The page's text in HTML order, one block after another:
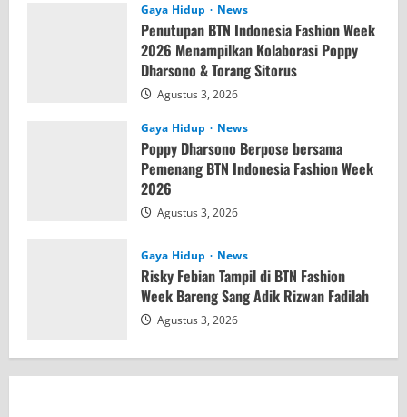
Gaya Hidup News
Penutupan BTN Indonesia Fashion Week
2026 Menampilkan Kolaborasi Poppy
Dharsono & Torang Sitorus
Agustus 3, 2026
Gaya Hidup News
Poppy Dharsono Berpose bersama
Pemenang BTN Indonesia Fashion Week
2026
Agustus 3, 2026
Gaya Hidup News
Risky Febian Tampil di BTN Fashion
Week Bareng Sang Adik Rizwan Fadilah
Agustus 3, 2026